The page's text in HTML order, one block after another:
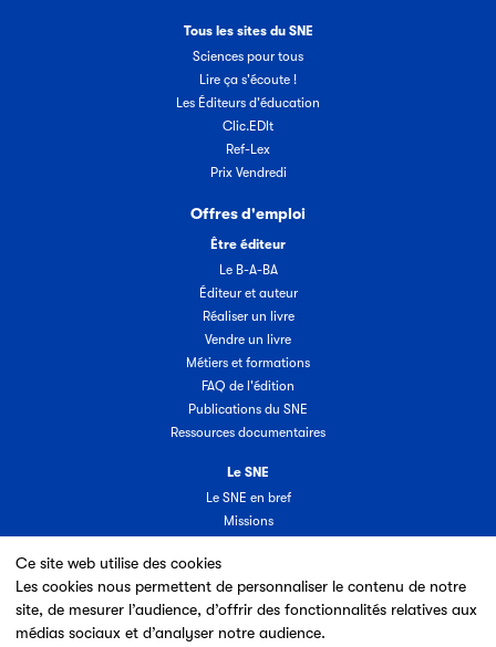
Ce site web utilise des cookies
Les cookies nous permettent de personnaliser le contenu de notre
site, de mesurer l’audience, d’offrir des fonctionnalités relatives aux
médias sociaux et d’analyser notre audience.
Tous les sites du SNE
Sciences pour tous
Lire ça s'écoute !
Les Éditeurs d'éducation
Clic.EDIt
Ref-Lex
Prix Vendredi
Offres d'emploi
Être éditeur
Le B-A-BA
Éditeur et auteur
Réaliser un livre
Vendre un livre
Métiers et formations
FAQ de l'édition
Publications du SNE
Ressources documentaires
Le SNE
Le SNE en bref
Missions
Groupes & commissions
Partenaires
Annuaire des adhérents
Nouveaux adhérents